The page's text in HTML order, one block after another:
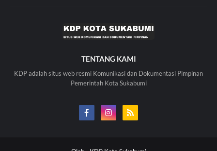
TENTANG KAMI
KDP adalah situs web resmi Komunikasi dan Dokumentasi Pimpinan
Pemerintah Kota Sukabumi